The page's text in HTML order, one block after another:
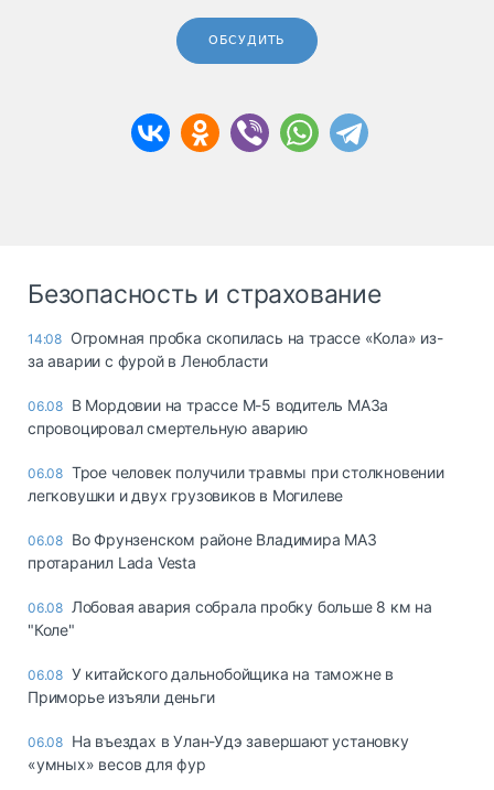
ОБСУДИТЬ
Безопасность и страхование
14:08 Огромная пробка скопилась на трассе «Кола» из-
за аварии с фурой в Ленобласти
06.08 В Мордовии на трассе М-5 водитель МАЗа
спровоцировал смертельную аварию
06.08 Трое человек получили травмы при столкновении
легковушки и двух грузовиков в Могилеве
06.08 Во Фрунзенском районе Владимира МАЗ
протаранил Lada Vesta
06.08 Лобовая авария собрала пробку больше 8 км на
"Коле"
06.08 У китайского дальнобойщика на таможне в
Приморье изъяли деньги
06.08 Ha въeздax в Улaн-Удэ зaвepшaют ycтaнoвкy
«yмныx» вecoв для фyp